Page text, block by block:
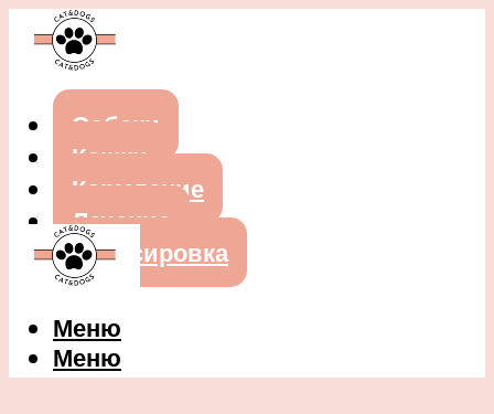
Собаки
Кошки
Кормление
Лечение
Дрессировка
Меню
Меню